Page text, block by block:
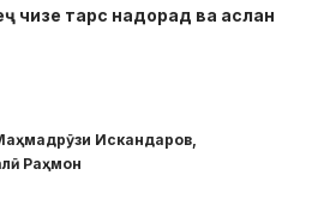
чизе тарс надорад ва аслан
Искандаров
Раҳмон